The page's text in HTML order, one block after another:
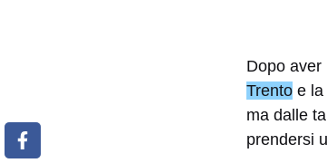
Dopo aver
Trento e la
ma dalle
prendersi